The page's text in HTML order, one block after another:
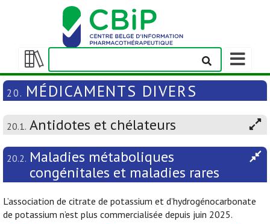
Afficher/masquer
la
table
matières
Afficher/
la
barre
navigation
20. MÉDICAMENTS DIVERS
20.1. Antidotes et chélateurs
20.2. Maladies métaboliques
congénitales et maladies rares
L’association de citrate de potassium et d’hydrogénocarbonate
de potassium n’est plus commercialisée depuis juin 2025.